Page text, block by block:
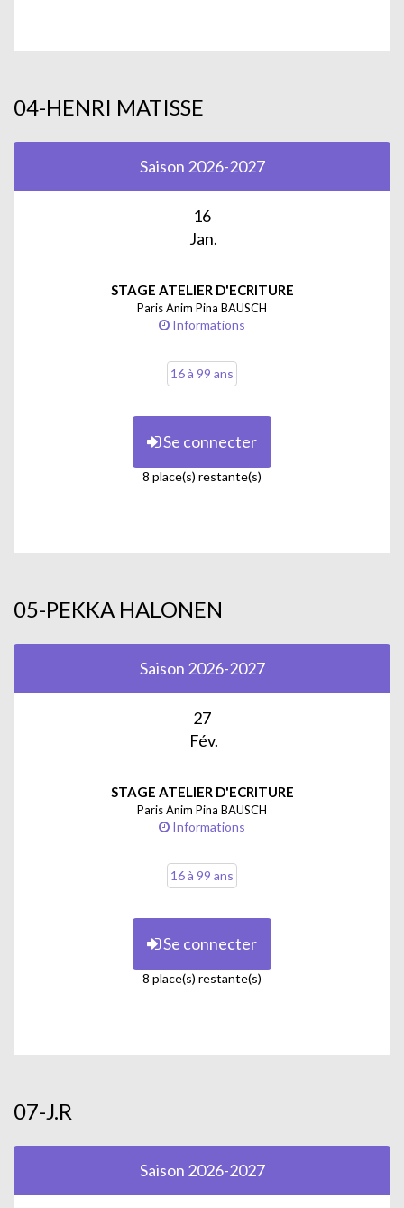
04-HENRI MATISSE
Saison 2026-2027
16
Jan.
STAGE ATELIER D'ECRITURE
Paris Anim Pina BAUSCH
Informations
16 à 99 ans
Se connecter
8 place(s) restante(s)
05-PEKKA HALONEN
Saison 2026-2027
27
Fév.
STAGE ATELIER D'ECRITURE
Paris Anim Pina BAUSCH
Informations
16 à 99 ans
Se connecter
8 place(s) restante(s)
07-J.R
Saison 2026-2027